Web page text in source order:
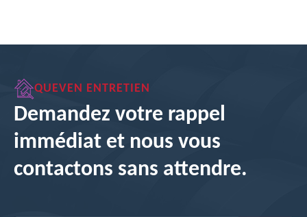
QUEVEN ENTRETIEN
Demandez votre rappel
immédiat et nous vous
contactons sans attendre.